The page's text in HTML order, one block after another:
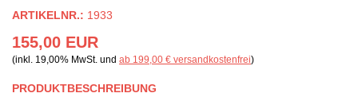
ARTIKELNR.: 1933
155,00 EUR
(inkl. 19,00% MwSt. und ab 199,00 € versandkostenfrei)
PRODUKTBESCHREIBUNG